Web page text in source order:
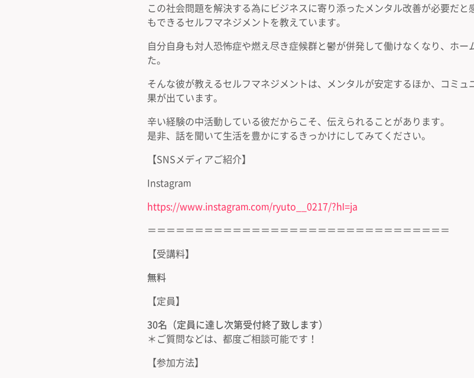
この社会問題を解決する為にビジネスに寄り添ったメンタル改善が必要だ
もできるセルフマネジメントを教えています。
自分自身も対人恐怖症や燃え尽き症候群と鬱が併発して働けなくなり、ホ
た。
そんな彼が教えるセルフマネジメントは、メンタルが安定するほか、コミ
果が出ています。
辛い経験の中活動している彼だからこそ、伝えられることがあります。
是非、話を聞いて生活を豊かにするきっかけにしてみてください。
【SNSメディアご紹介】
Instagram
https://www.instagram.com/ryuto__0217/?hl=ja
＝＝＝＝＝＝＝＝＝＝＝＝＝＝＝＝＝＝＝＝＝＝＝＝＝＝＝＝＝＝＝＝
【受講料】
無料
【定員】
30名（定員に達し次第受付終了致します）
＊ご質問などは、都度ご相談可能です！
【参加方法】